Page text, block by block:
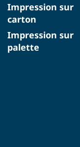
Impression sur
carton
Impression sur
palette